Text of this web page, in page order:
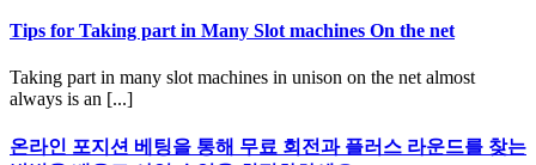
Tips for Taking part in Many Slot machines On the net
Taking part in many slot machines in unison on the net almost
always is an [...]
온라인 포지션 베팅을 통해 무료 회전과 플러스 라운드를 찾는